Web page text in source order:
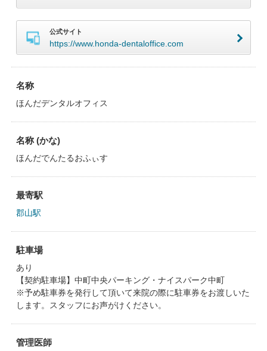
公式サイト
https://www.honda-dentaloffice.com
名称
ほんだデンタルオフィス
名称 (かな)
ほんだでんたるおふぃす
最寄駅
郡山駅
駐車場
あり
【契約駐車場】中町中央パーキング・ナイスパーク中町
※予め駐車券を発行して頂いて来院の際に駐車券をお渡しいた
します。スタッフにお声がけください。
管理医師